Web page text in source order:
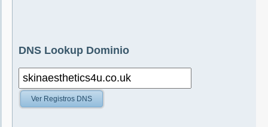
DNS Lookup Dominio
Ver Registros DNS